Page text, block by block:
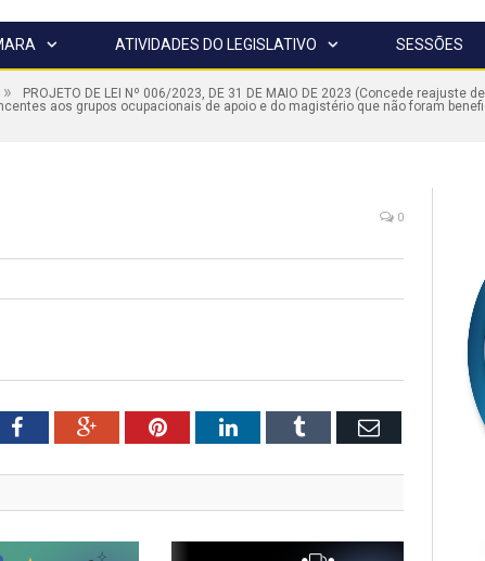
ATIVIDADES DO LEGISLATIVO SESSÕES
»
PROJETO DE LEI Nº 006/2023, DE 31 DE MAIO DE 2023 (Concede reajuste
aos grupos ocupacionais de apoio e do magistério que não foram
0
FacebookGoogle+PinterestLinkedInTumblr Email